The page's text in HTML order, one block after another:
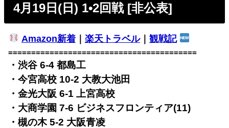
4月19日(日) 1•2回戦 [非公表]
Amazon新着｜ 楽天トラベル｜ 観戦記
=========================================
・渋谷 6-4 都島工
・今宮高校 10-2 大教大池田
・金光大阪 6-1 上宮高校
・大商学園 7-6 ビジネスフロンティア(11)
・槻の木 5-2 大阪青凌